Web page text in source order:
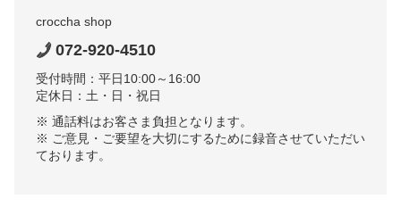
croccha shop
072-920-4510
受付時間：平日10:00～16:00
定休日：土・日・祝日
※ 通話料はお客さま負担となります。
※ ご意見・ご要望を大切にするために録音させていただい
ております。